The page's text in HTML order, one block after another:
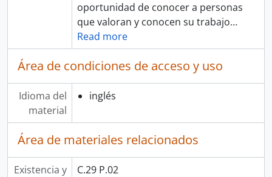
oportunidad de conocer a personas
que valoran y conocen su trabajo…
Read more
Área de condiciones de acceso y uso
Idioma del
material
inglés
Área de materiales relacionados
Existencia y
C.29 P.02